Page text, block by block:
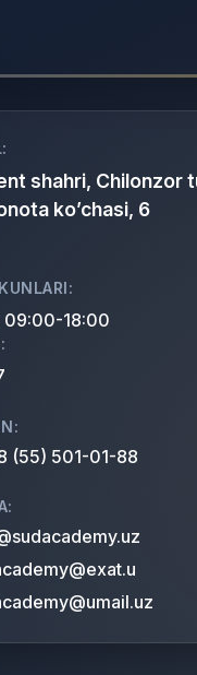
shahri, Chilonzor
koʼchasi, 6
09:00-18:00
(55) 501-01-88